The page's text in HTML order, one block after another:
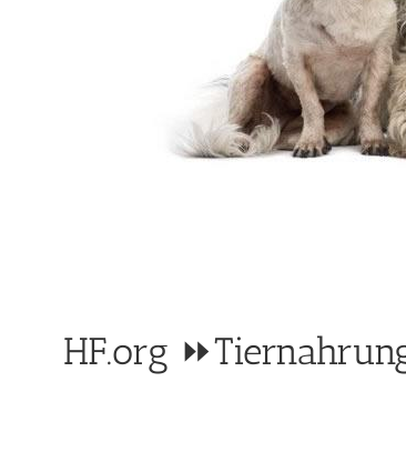
HF.org